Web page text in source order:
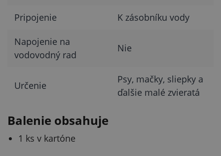
Pripojenie K zásobníku vody
Napojenie na
vodovodný rad
Nie
Určenie
Psy, mačky, sliepky a
ďalšie malé zvieratá
Balenie obsahuje
1 ks v kartóne